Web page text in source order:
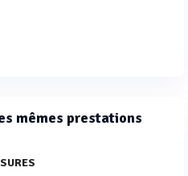
mêmes prestations